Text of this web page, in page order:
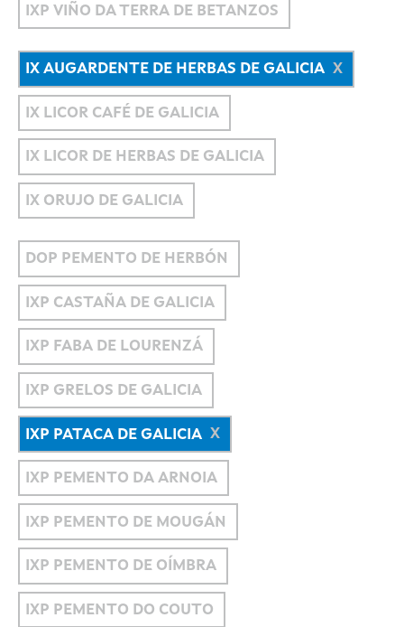
IXP VIÑO DA TERRA DE BETANZOS
IX AUGARDENTE DE HERBAS DE GALICIA
IX LICOR CAFÉ DE GALICIA
IX LICOR DE HERBAS DE GALICIA
IX ORUJO DE GALICIA
DOP PEMENTO DE HERBÓN
IXP CASTAÑA DE GALICIA
IXP FABA DE LOURENZÁ
IXP GRELOS DE GALICIA
IXP PATACA DE GALICIA
IXP PEMENTO DA ARNOIA
IXP PEMENTO DE MOUGÁN
IXP PEMENTO DE OÍMBRA
IXP PEMENTO DO COUTO